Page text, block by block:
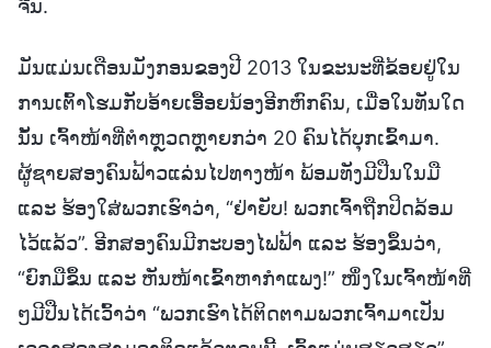
ຈີນ.
ມັນແມ່ນເດືອນມັງກອນຂອງປີ 2013 ໃນຂະນະທີ່ຂ້ອຍຢູ່ໃນ
ການເຕົ້າໂຮມກັບອ້າຍເອື້ອຍນ້ອງອີກຫົກຄົນ, ເມື່ອໃນທັນໃດ
ນັ້ນ ເຈົ້າໜ້າທີ່ຕໍາຫຼວດຫຼາຍກວ່າ 20 ຄົນໄດ້ບຸກເຂົ້າມາ.
ຜູ້ຊາຍສອງຄົນຟ້າວແລ່ນໄປທາງໜ້າ ພ້ອມທັງມີປືນໃນມື
ແລະ ຮ້ອງໃສ່ພວກເຮົາວ່າ, “ຢ່າຍັບ! ພວກເຈົ້າຖືກປິດລ້ອມ
ໄວ້ແລ້ວ”. ອີກສອງຄົນມີກະບອງໄຟຟ້າ ແລະ ຮ້ອງຂຶ້ນວ່າ,
“ຍົກມືຂຶ້ນ ແລະ ຫັນໜ້າເຂົ້າຫາກຳແພງ!” ໜຶ່ງໃນເຈົ້າໜ້າທີ່
ໆມີປືນໄດ້ເວົ້າວ່າ “ພວກເຮົາໄດ້ຕິດຕາມພວກເຈົ້າມາເປັນ